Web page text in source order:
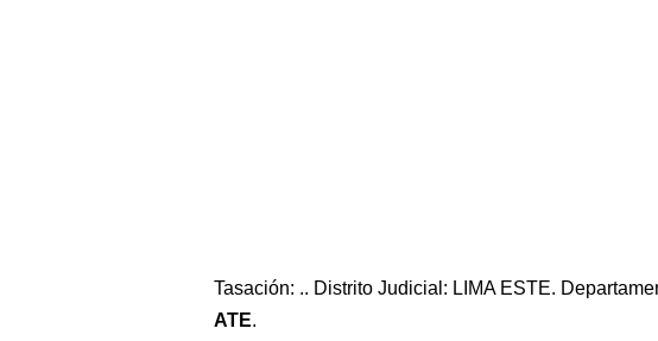
Tasación: .. Distrito Judicial: LIMA ESTE.
ATE.